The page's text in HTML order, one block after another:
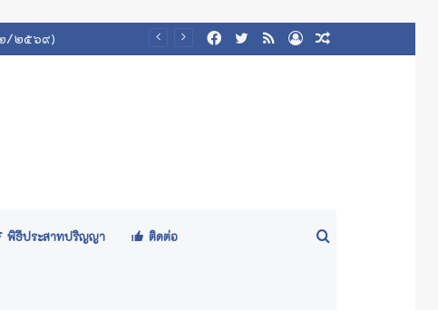
Log
RSS
Twitter
Facebook
พิธีประสาทปริญญา ติดต่อ